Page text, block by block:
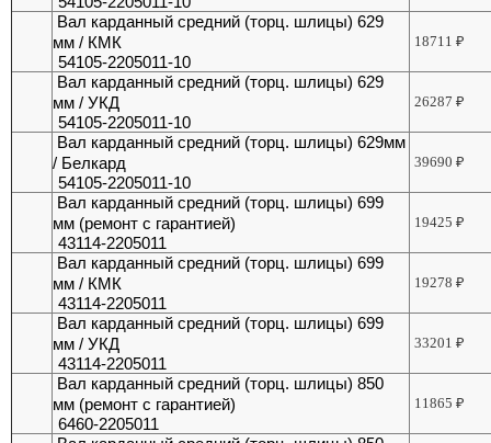
Вал карданный средний (торц. шлицы) 629
мм / КМК
54105-2205011-10
18711₽
Вал карданный средний (торц. шлицы) 629
мм / УКД
54105-2205011-10
26287₽
Вал карданный средний (торц. шлицы) 629мм
/ Белкард
54105-2205011-10
39690₽
Вал карданный средний (торц. шлицы) 699
мм (ремонт с гарантией)
43114-2205011
19425₽
Вал карданный средний (торц. шлицы) 699
мм / КМК
43114-2205011
19278₽
Вал карданный средний (торц. шлицы) 699
мм / УКД
43114-2205011
33201₽
Вал карданный средний (торц. шлицы) 850
мм (ремонт с гарантией)
6460-2205011
11865₽